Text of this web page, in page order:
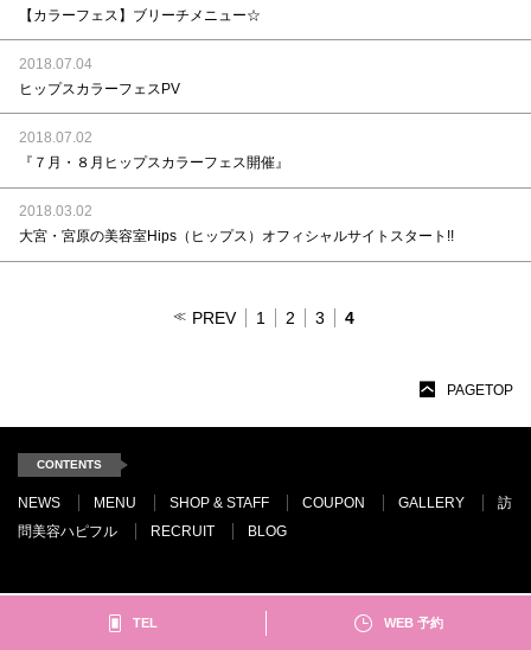
【カラーフェス】ブリーチメニュー☆
2018.07.04
ヒップスカラーフェスPV
2018.07.02
『７月・８月ヒップスカラーフェス開催』
2018.03.02
大宮・宮原の美容室Hips（ヒップス）オフィシャルサイトスタート!!
PREV 1 2 3 4
PAGETOP
CONTENTS
NEWS MENU SHOP & STAFF COUPON GALLERY
訪
問美容ハピフル
RECRUIT BLOG
TEL WEB 予約